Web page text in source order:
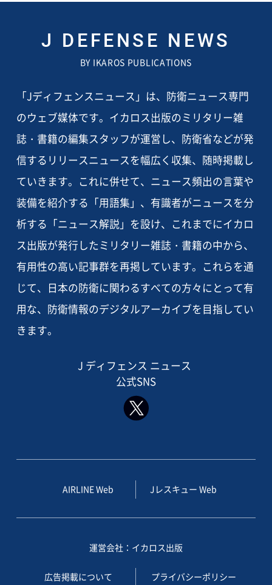
J DEFENSE NEWS
BY IKAROS PUBLICATIONS
「Jディフェンスニュース」は、防衛ニュース専門
のウェブ媒体です。イカロス出版のミリタリー雑
誌・書籍の編集スタッフが運営し、防衛省などが発
信するリリースニュースを幅広く収集、随時掲載し
ていきます。これに併せて、ニュース頻出の言葉や
装備を紹介する「用語集」、有識者がニュースを分
析する「ニュース解説」を設け、これまでにイカロ
ス出版が発行したミリタリー雑誌・書籍の中から、
有用性の高い記事群を再掲しています。これらを通
じて、日本の防衛に関わるすべての方々にとって有
用な、防衛情報のデジタルアーカイブを目指してい
きます。
J ディフェンス ニュース
公式SNS
AIRLINE Web Jレスキュー Web
運営会社：イカロス出版
広告掲載について プライバシーポリシー